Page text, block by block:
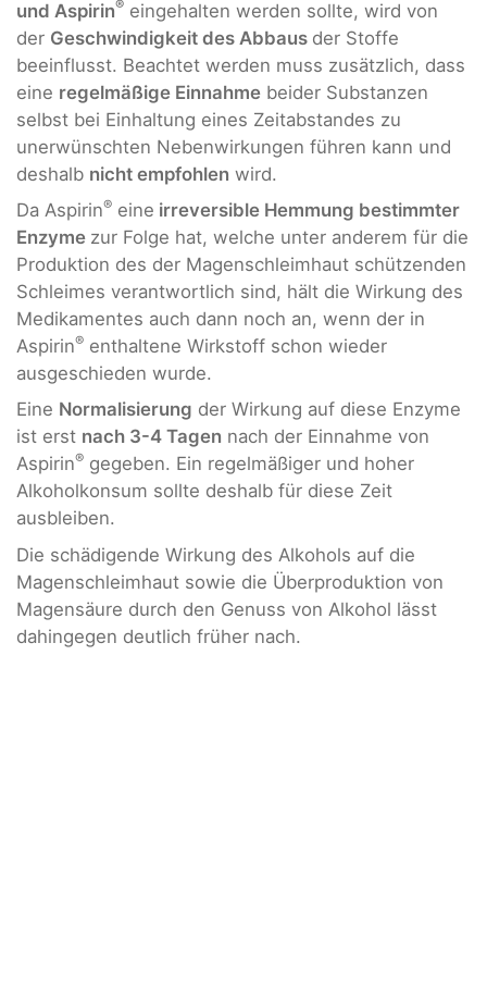
und Aspirin® eingehalten werden sollte, wird von
der Geschwindigkeit des Abbaus der Stoffe
beeinflusst. Beachtet werden muss zusätzlich, dass
eine regelmäßige Einnahme beider Substanzen
selbst bei Einhaltung eines Zeitabstandes zu
unerwünschten Nebenwirkungen führen kann und
deshalb nicht empfohlen wird.
Da Aspirin® eine irreversible Hemmung bestimmter
Enzyme zur Folge hat, welche unter anderem für die
Produktion des der Magenschleimhaut schützenden
Schleimes verantwortlich sind, hält die Wirkung des
Medikamentes auch dann noch an, wenn der in
Aspirin® enthaltene Wirkstoff schon wieder
ausgeschieden wurde.
Eine Normalisierung der Wirkung auf diese Enzyme
ist erst nach 3-4 Tagen nach der Einnahme von
Aspirin® gegeben. Ein regelmäßiger und hoher
Alkoholkonsum sollte deshalb für diese Zeit
ausbleiben.
Die schädigende Wirkung des Alkohols auf die
Magenschleimhaut sowie die Überproduktion von
Magensäure durch den Genuss von Alkohol lässt
dahingegen deutlich früher nach.